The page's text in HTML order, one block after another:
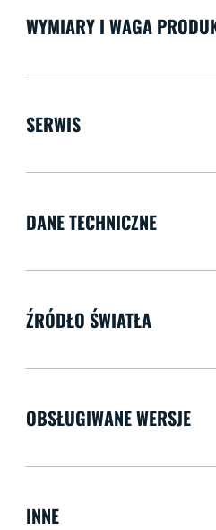
WYMIARY I WAGA
SERWIS
DANE TECHNICZNE
ŹRÓDŁO ŚWIATŁA
OBSŁUGIWANE WERSJE
INNE